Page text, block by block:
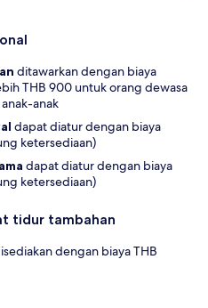
ditawarkan dengan biaya
THB 900 untuk orang dewasa
anak
dapat diatur dengan biaya
ketersediaan)
dapat diatur dengan biaya
ketersediaan)
tidur tambahan
dengan biaya THB